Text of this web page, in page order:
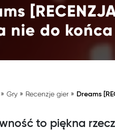
nie do
» Gry » Recenzje gier » Dreams
to piękna